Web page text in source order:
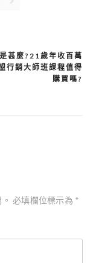
甚麼?21歲年收百萬
行銷大師班課程值得
購買嗎?
必填欄位標示為 *